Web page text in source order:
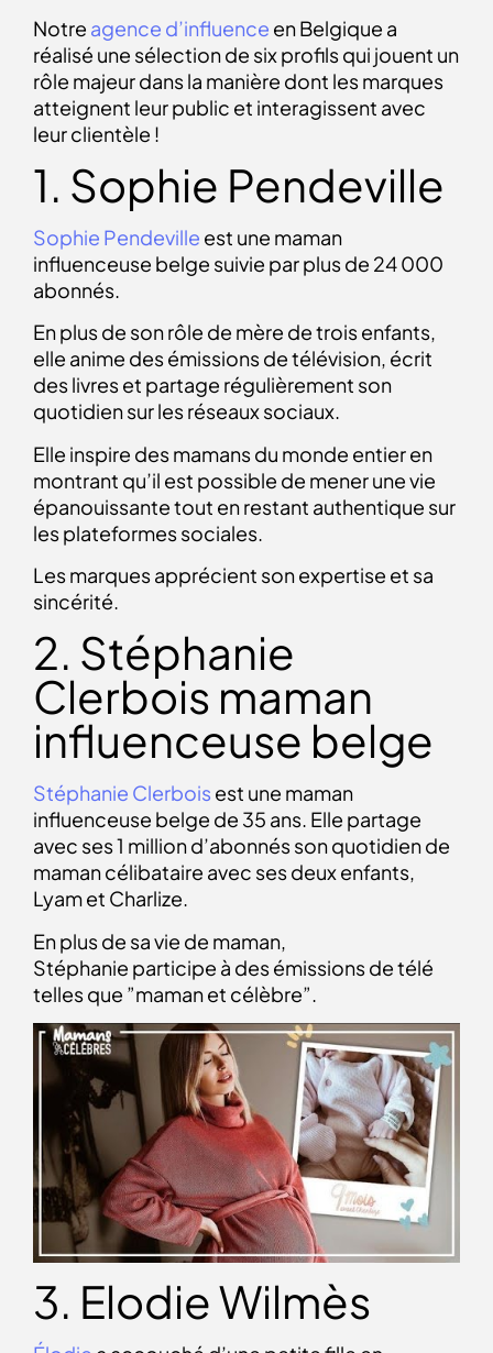
Notre agence d’influence en Belgique a
réalisé une sélection de six profils qui jouent un
rôle majeur dans la manière dont les marques
atteignent leur public et interagissent avec
leur clientèle !
1. Sophie Pendeville
Sophie Pendeville est une maman
influenceuse belge suivie par plus de 24 000
abonnés.
En plus de son rôle de mère de trois enfants,
elle anime des émissions de télévision, écrit
des livres et partage régulièrement son
quotidien sur les réseaux sociaux.
Elle inspire des mamans du monde entier en
montrant qu’il est possible de mener une vie
épanouissante tout en restant authentique sur
les plateformes sociales.
Les marques apprécient son expertise et sa
sincérité.
2. Stéphanie
Clerbois maman
influenceuse belge
Stéphanie Clerbois est une maman
influenceuse belge de 35 ans. Elle partage
avec ses 1 million d’abonnés son quotidien de
maman célibataire avec ses deux enfants,
Lyam et Charlize.
En plus de sa vie de maman,
Stéphanie participe à des émissions de télé
telles que ”maman et célèbre”.
3. Elodie Wilmès